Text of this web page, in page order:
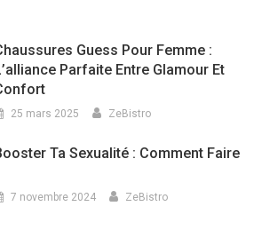
Guess Pour Femme :
Parfaite Entre Glamour Et
25 mars 2025 ZeBistro
Ta Sexualité : Comment Faire
7 novembre 2024 ZeBistro